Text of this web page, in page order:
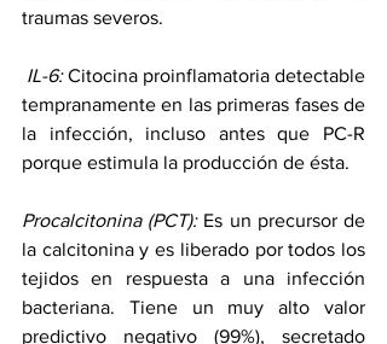
traumas severos.
IL-6: Citocina proinflamatoria detectable
tempranamente en las primeras fases de
la infección, incluso antes que PC-R
porque estimula la producción de ésta.
Procalcitonina (PCT): Es un precursor de
la calcitonina y es liberado por todos los
tejidos en respuesta a una infección
bacteriana. Tiene un muy alto valor
predictivo negativo (99%), secretado